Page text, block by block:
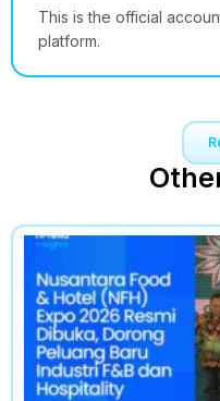
This is the official
platform.